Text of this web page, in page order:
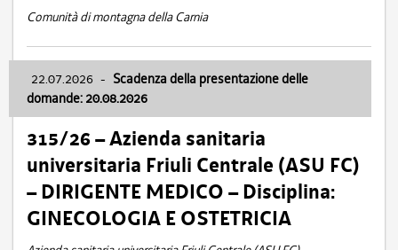
Comunità di montagna della Carnia
22.07.2026 - Scadenza della presentazione delle
domande: 20.08.2026
315/26 – Azienda sanitaria
universitaria Friuli Centrale (ASU FC)
– DIRIGENTE MEDICO – Disciplina:
GINECOLOGIA E OSTETRICIA